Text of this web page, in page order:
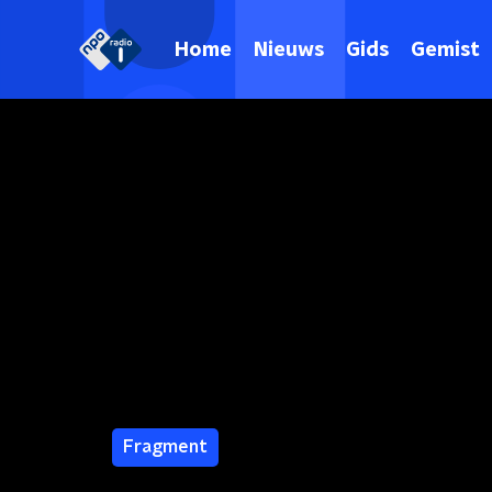
Home Nieuws Gids Gemist
Fragment